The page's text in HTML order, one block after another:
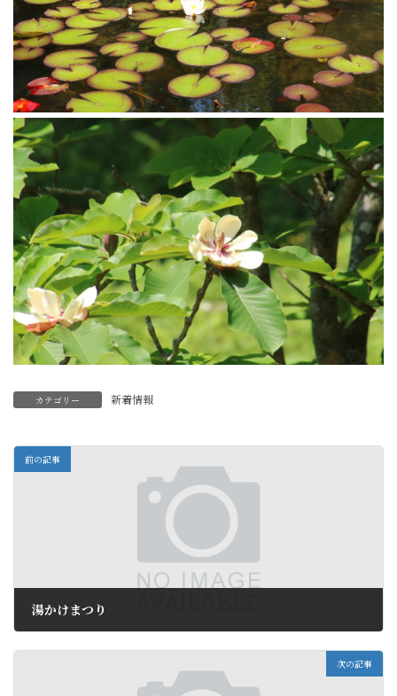
カテゴリー 新着情報
前の記事
湯かけまつり
次の記事